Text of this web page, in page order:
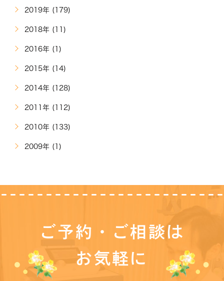
2019年 (179)
2018年 (11)
2016年 (1)
2015年 (14)
2014年 (128)
2011年 (112)
2010年 (133)
2009年 (1)
ご予約・ご相談は
お気軽に